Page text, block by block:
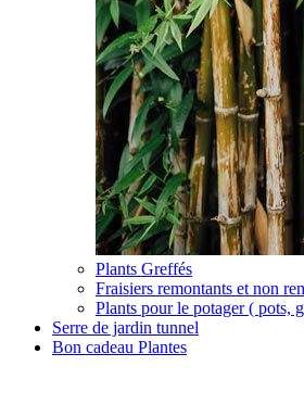
Plants Greffés
Fraisiers remontants et non
Plants pour le potager ( pots,
Serre de jardin tunnel
Bon cadeau Plantes